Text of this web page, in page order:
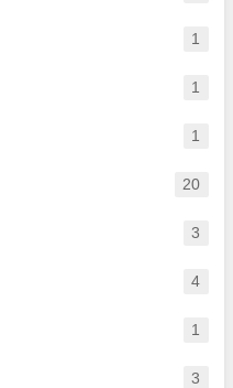
1
1
1
20
3
4
1
3